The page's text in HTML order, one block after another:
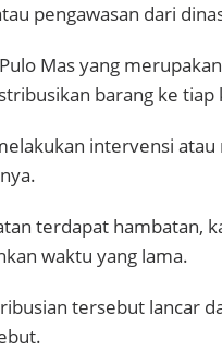
pengawasan dari
Mas yang
barang ke tiap
intervensi
terdapat hambatan,
waktu yang lama.
tersebut lancar